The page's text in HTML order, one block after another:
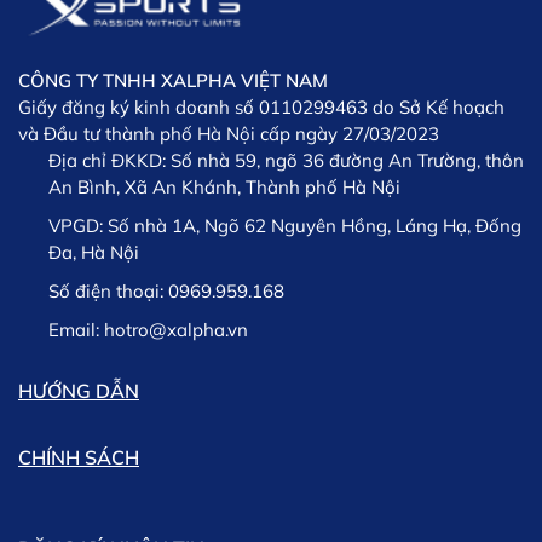
XSPORTS
Lưu ý: Trường hợp phát sinh chậm trễ trong việc giao
hàng chúng tôi sẽ thông tin kịp thời cho khách hàng và
chờ hàng.
* Lưu ý: Sản phẩm yêu cầu đổi trả phải còn nguyên tem
nguyên mác và trong thời gian còn bảo hành
CÔNG TY TNHH XALPHA VIỆT NAM
Giấy đăng ký kinh doanh số 0110299463 do Sở Kế hoạch
và Đầu tư thành phố Hà Nội cấp ngày 27/03/2023
Địa chỉ ĐKKD: Số nhà 59, ngõ 36 đường An Trường, thôn
An Bình, Xã An Khánh, Thành phố Hà Nội
VPGD: Số nhà 1A, Ngõ 62 Nguyên Hồng, Láng Hạ, Đống
Đa, Hà Nội
Số điện thoại: 0969.959.168
Email: hotro@xalpha.vn
HƯỚNG DẪN
CHÍNH SÁCH